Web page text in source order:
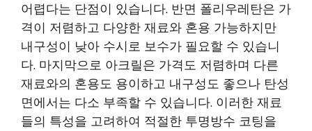
어렵다는 단점이 있습니다. 반면 폴리우레탄은 가
격이 저렴하고 다양한 재료와 혼용 가능하지만
내구성이 낮아 수시로 보수가 필요할 수 있습니
다. 마지막으로 아크릴은 가격도 저렴하며 다른
재료와의 혼용도 용이하고 내구성도 좋으나 탄성
면에서는 다소 부족할 수 있습니다. 이러한 재료
들의 특성을 고려하여 적절한 투명방수 코팅을